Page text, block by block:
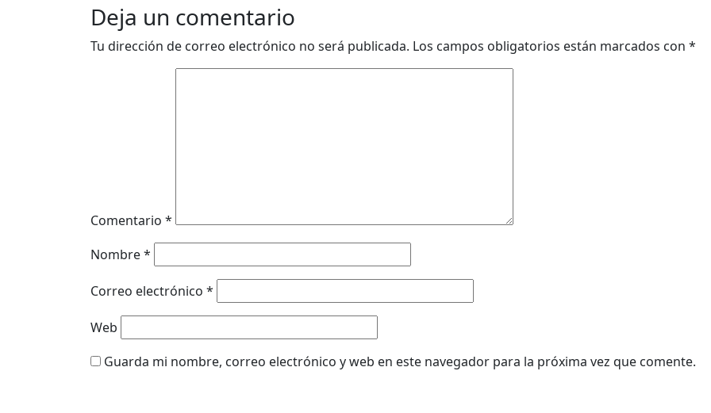
Deja un comentario
Tu dirección de correo electrónico no será publicada. Los campos obligatorios están marcados con *
Comentario *
Nombre*
Correo electrónico *
Web
Guarda mi nombre, correo electrónico y web en este navegador para la próxima vez que comente.